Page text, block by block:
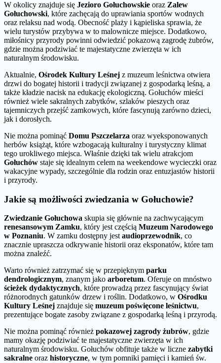
W okolicy znajduje się Jezioro Gołuchowskie oraz Zalew
Gołuchowski, które zachęcają do uprawiania sportów wodnych
oraz relaksu nad wodą. Obecność plaży i kąpieliska sprawia, że
wielu turystów przybywa w to malownicze miejsce. Dodatkowo,
miłośnicy przyrody powinni odwiedzić pokazową zagrodę żubrów,
gdzie można podziwiać te majestatyczne zwierzęta w ich
naturalnym środowisku.
Aktualnie, Ośrodek Kultury Leśnej z muzeum leśnictwa otwiera
drzwi do bogatej historii i tradycji związanej z gospodarką leśną, a
także kładzie nacisk na edukację ekologiczną. Gołuchów mieści
również wiele sakralnych zabytków, szlaków pieszych oraz
tajemniczych przejść zamkowych, które fascynują zarówno dzieci,
jak i dorosłych.
Nie można pominąć Domu Pszczelarza oraz wyeksponowanych
herbów książąt, które wzbogacają kulturalny i turystyczny klimat
tego urokliwego miejsca. Właśnie dzięki tak wielu atrakcjom
Gołuchów staje się idealnym celem na weekendowe wycieczki oraz
wakacyjne wypady, szczególnie dla rodzin oraz entuzjastów historii
i przyrody.
Jakie są możliwości zwiedzania w Gołuchowie?
Zwiedzanie Gołuchowa skupia się głównie na zachwycającym
renesansowym Zamku, który jest częścią Muzeum Narodowego
w Poznaniu. W zamku dostępny jestaudioprzewodnik, co
znacznie upraszcza odkrywanie historii oraz eksponatów, które tam
można znaleźć.
Warto również zatrzymać się w przepięknym parku
dendrologicznym, znanym jako arboretum. Oferuje on mnóstwo
ścieżek dydaktycznych, które prowadzą przez fascynujący świat
różnorodnych gatunków drzew i roślin. Dodatkowo, w Ośrodku
Kultury Leśnej znajduje się muzeum poświęcone leśnictwu,
prezentujące bogate zasoby związane z gospodarką leśną i przyrodą.
Nie można pominąć również pokazowej zagrody żubrów, gdzie
mamy okazję podziwiać te majestatyczne zwierzęta w ich
naturalnym środowisku. Gołuchów obfituje także w liczne zabytki
sakralne oraz historyczne, w tym pomniki pamięci i kamień św.